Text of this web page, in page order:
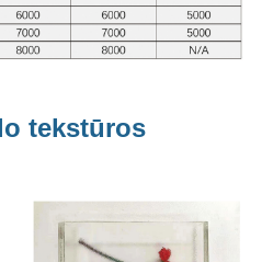
tekstūros